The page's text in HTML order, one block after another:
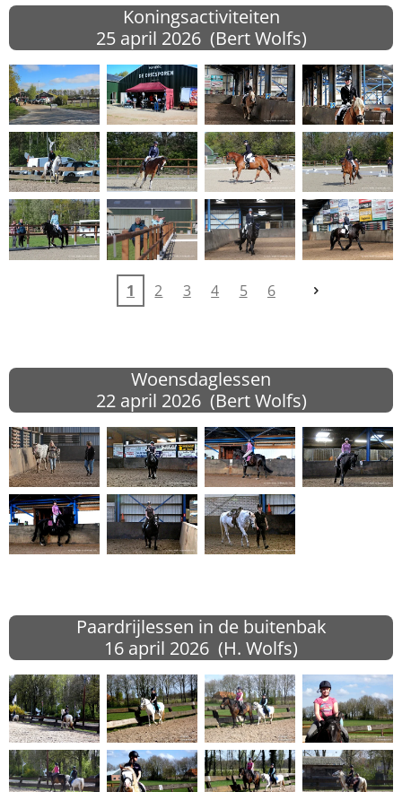
Koningsactiviteiten
25 april 2026 (Bert Wolfs)
1 2 3 4 5 6
Woensdaglessen
22 april 2026 (Bert Wolfs)
Paardrijlessen in de buitenbak
16 april 2026 (H. Wolfs)